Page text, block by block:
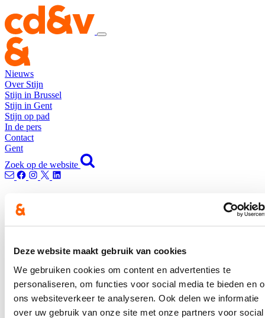
Deze website maakt gebruik van cookies
We gebruiken cookies om content en advertenties te
personaliseren, om functies voor social media te bieden en
ons websiteverkeer te analyseren. Ook delen we informatie
over uw gebruik van onze site met onze partners voor social
Nieuws
Over Stijn
Stijn in Brussel
Stijn in Gent
Stijn op pad
In de pers
Contact
Gent
Zoek op de website
Nieuws
Opening Meulestedebrug